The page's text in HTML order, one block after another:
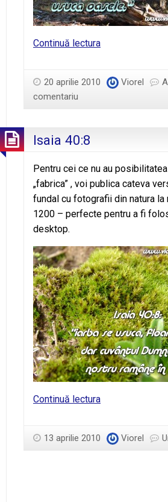
Continuă lecturaProverbe
20 aprilie 2010 Viorel
comentariu
Isaia 40:8
Pentru cei ce nu au
„fabrica” , voi publica cateva
fundal cu fotografii din natura
1200 – perfecte pentru a fi
desktop.
Continuă lecturaIsaia
13 aprilie 2010 Viorel